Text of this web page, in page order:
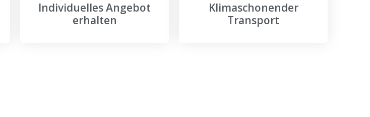
Individuelles Angebot
erhalten
Klimaschonender
Transport